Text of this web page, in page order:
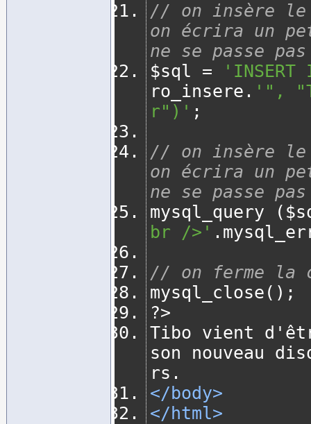
// on insère le
on écrira un
ne se passe
$sql =
ro_insere . '",
r")' ;
// on insère le
on écrira un
ne se passe
mysql_query
(
br />' .
// on ferme la
mysql_close ();
?>
Tibo vient
son nouveau
rs.
</body>
</html>